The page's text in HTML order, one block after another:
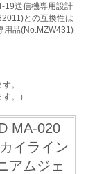
19送信機専用設計
との互換性は
用品(No.MZW431)
。
。）
MA-020
イライン
アムジェ